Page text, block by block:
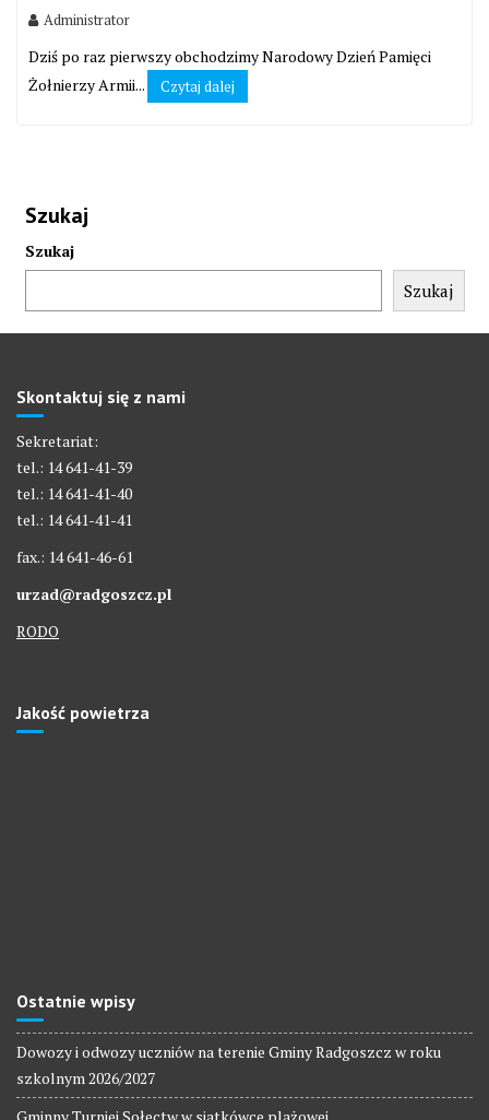
Administrator
Dziś po raz pierwszy obchodzimy Narodowy Dzień Pamięci
Żołnierzy Armii...
Czytaj dalej
Szukaj
Szukaj
Szukaj
Skontaktuj się z nami
Sekretariat:
tel.: 14 641-41-39
tel.: 14 641-41-40
tel.: 14 641-41-41
fax.: 14 641-46-61
urzad@radgoszcz.pl
RODO
Jakość powietrza
Ostatnie wpisy
Dowozy i odwozy uczniów na terenie Gminy Radgoszcz w roku
szkolnym 2026/2027